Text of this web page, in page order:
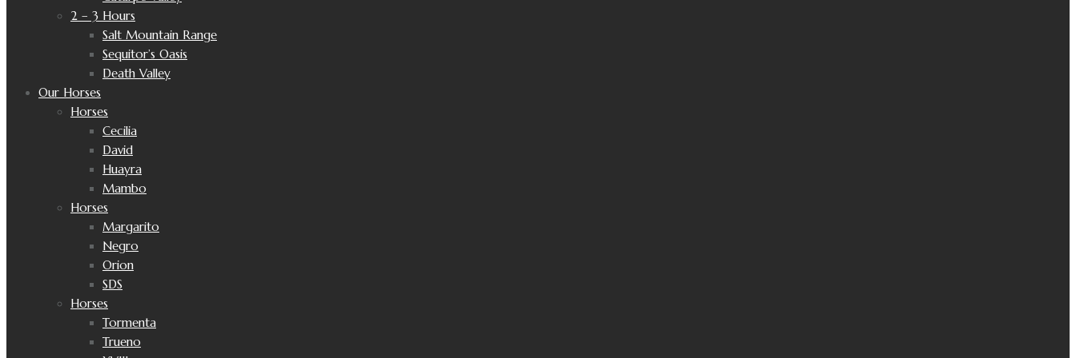
2 – 3 Hours
Salt Mountain Range
Sequitor’s Oasis
Death Valley
Our Horses
Horses
Cecilia
David
Huayra
Mambo
Horses
Margarito
Negro
Orion
SDS
Horses
Tormenta
Trueno